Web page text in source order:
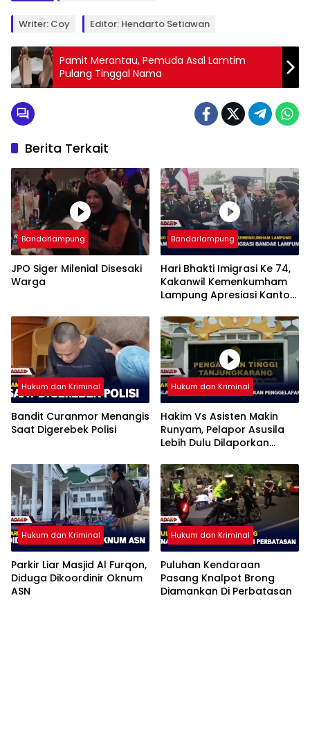
Writer: Coy Editor: Hendarto Setiawan
Pamit Merantau, Pemuda Asal Lamtim
Pulang Tinggal Nama
Berita Terkait
Bandarlampung
JPO Siger Milenial Disesaki
Warga
Bandarlampung
Hari Bhakti Imigrasi Ke 74,
Kakanwil Kemenkumham
Lampung Apresiasi Kantor
Hukum dan Kriminal
Bandit Curanmor Menangis
Saat Digerebek Polisi
Hukum dan Kriminal
Hakim Vs Asisten Makin
Runyam, Pelapor Asusila
Lebih Dulu Dilaporkan
Hukum dan Kriminal
Parkir Liar Masjid Al Furqon,
Diduga Dikoordinir Oknum
ASN
Hukum dan Kriminal
Puluhan Kendaraan
Pasang Knalpot Brong
Diamankan Di Perbatasan